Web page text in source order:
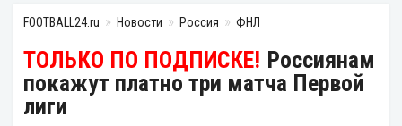
FOOTBALL24.ru Новости Россия ФНЛ
Россиянам
покажут платно три матча Первой
лиги